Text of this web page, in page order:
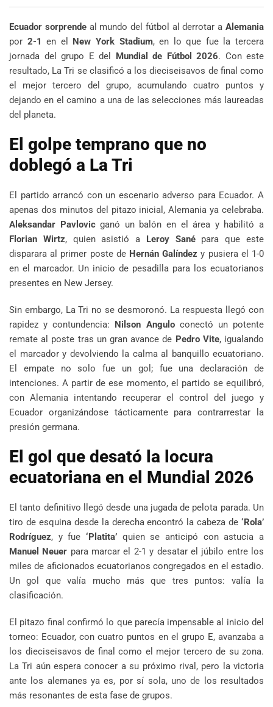
Ecuador sorprendeal mundo del fútbol al derrotar aAlemania
por 2-1 en el New York Stadium, en lo que fue la tercera
jornada del grupo E del
Mundial de Fútbol 2026. Con este
resultado, La Tri se clasificó a los dieciseisavos de final como
el mejor tercero del grupo, acumulando cuatro puntos y
dejando en el camino a una de las selecciones más laureadas
del planeta.
El golpe temprano que no
doblegó a La Tri
El partido arrancó con un escenario adverso para Ecuador. A
apenas dos minutos del pitazo inicial, Alemania ya celebraba.
Aleksandar Pavlovicganó un balón en el área y habilitó a
Florian Wirtz, quien asistió a Leroy Sanépara que este
disparara al primer poste de Hernán Galíndez y pusiera el 1-0
en el marcador. Un inicio de pesadilla para los ecuatorianos
presentes en New Jersey.
Sin embargo, La Tri no se desmoronó. La respuesta llegó con
rapidez y contundencia:
Nilson Anguloconectó un potente
remate al poste tras un gran avance de Pedro Vite, igualando
el marcador y devolviendo la calma al banquillo ecuatoriano.
El empate no solo fue un gol; fue una declaración de
intenciones. A partir de ese momento, el partido se equilibró,
con Alemania intentando recuperar el control del juego y
Ecuador organizándose tácticamente para contrarrestar la
presión germana.
El gol que desató la locura
ecuatoriana en el Mundial 2026
El tanto definitivo llegó desde una jugada de pelota parada. Un
tiro de esquina desde la derecha encontró la cabeza de ‘Rola’
Rodríguez, y fue ‘Platita’ quien se anticipó con astucia a
Manuel Neuer para marcar el 2-1 y desatar el júbilo entre los
miles de aficionados ecuatorianos congregados en el estadio.
Un gol que valía mucho más que tres puntos: valía la
clasificación.
El pitazo final confirmó lo que parecía impensable al inicio del
torneo: Ecuador, con cuatro puntos en el grupo E, avanzaba a
los dieciseisavos de final como el mejor tercero de su zona.
La Tri aún espera conocer a su próximo rival, pero la victoria
ante los alemanes ya es, por sí sola, uno de los resultados
más resonantes de esta fase de grupos.